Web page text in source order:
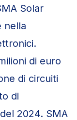
Solar
nella
di euro
di circuiti
di
2024. SMA